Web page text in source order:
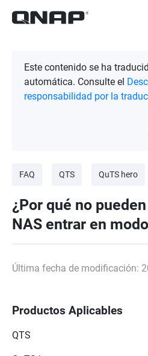
Este contenido se ha
automática. Consulte el
responsabilidad por la
FAQ QTS QuTS hero
¿Por qué no
NAS entrar en
Última fecha de modificación:
Productos Aplicables
QTS